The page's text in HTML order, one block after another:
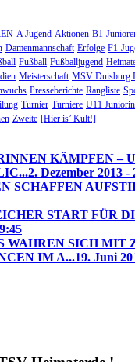
A Jugend Aktionen B1-
Damenmannschaft Erfolge F1-
Fußball Fußballjugend
Meisterschaft MSV Duisburg
Presseberichte Rangliste
Turnier Turniere U11
Zweite [Hier is’ Kult!]
KÄMPFEN –
2. Dezember 2013 -
SCHAFFEN
START FÜR
WAHREN SICH MIT
IM A...19. Juni